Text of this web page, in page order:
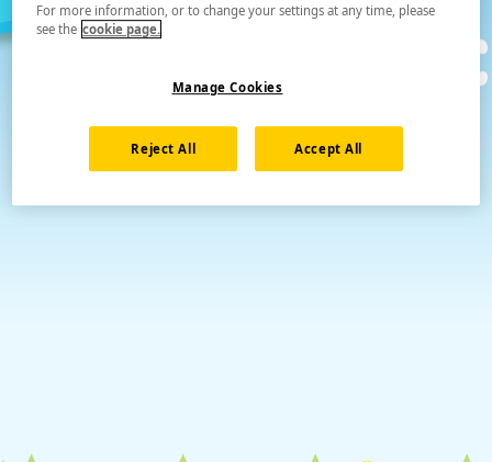
For more information, or to change your settings at any time, please
see the cookie page.
Manage Cookies
Reject All Accept All